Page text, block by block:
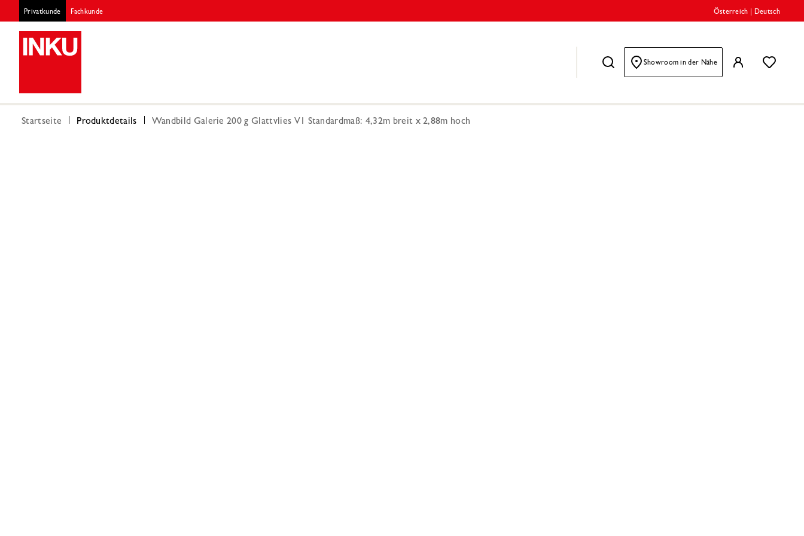
Privatkunde Fachkunde Österreich Deutsch
Showroom in der Nähe
Startseite Produktdetails Wandbild Galerie 200 g Glattvlies V1 Standardmaß: 4,32m breit x 2,88m hoch